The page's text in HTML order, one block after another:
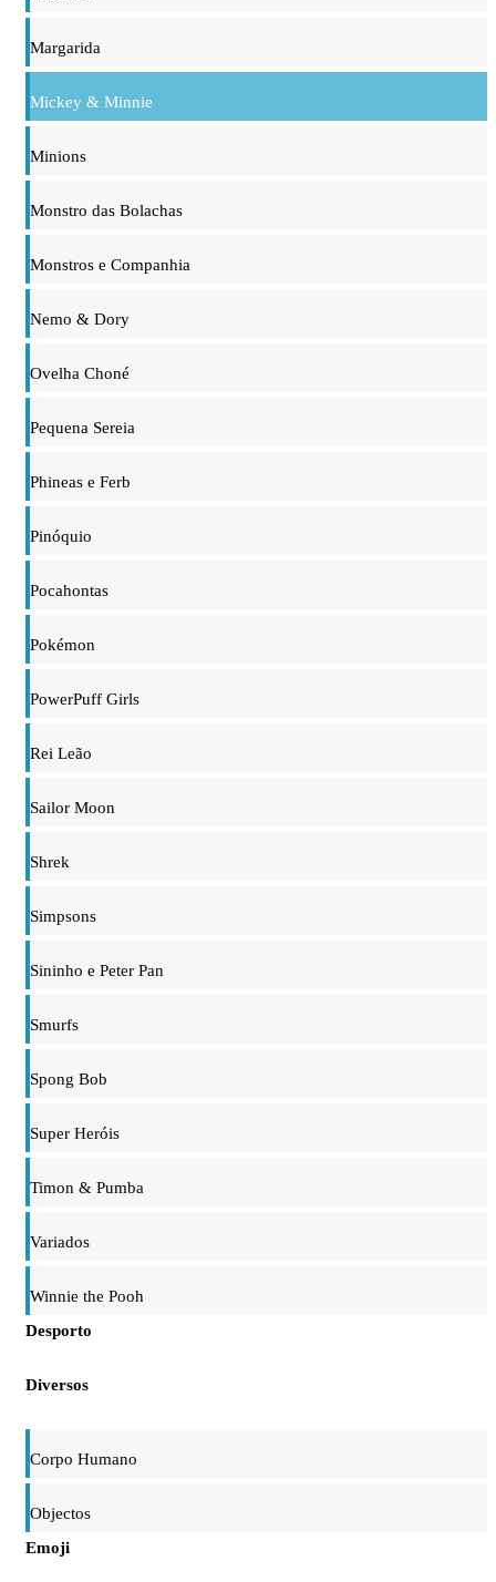
Margarida
Mickey & Minnie
Minions
Monstro das Bolachas
Monstros e Companhia
Nemo & Dory
Ovelha Choné
Pequena Sereia
Phineas e Ferb
Pinóquio
Pocahontas
Pokémon
PowerPuff Girls
Rei Leão
Sailor Moon
Shrek
Simpsons
Sininho e Peter Pan
Smurfs
Spong Bob
Super Heróis
Timon & Pumba
Variados
Winnie the Pooh
Desporto
Diversos
Corpo Humano
Objectos
Emoji